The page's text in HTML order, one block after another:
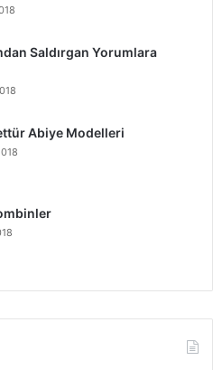
Saldırgan Yorumlara
Abiye Modelleri